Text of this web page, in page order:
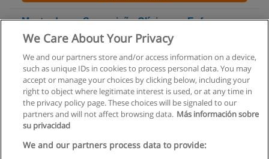
Mestrado em Supervisão Clínica em Enfermagem
ESEP - Escola Superior de Enfermagem da Universidade do
Solicite informação
Regras de uso
We Care About Your Privacy
We and our partners store and/or access information on a device,
such as unique IDs in cookies to process personal data. You may
accept or manage your choices by clicking below, including your
right to object where legitimate interest is used, or at any time in
the privacy policy page. These choices will be signaled to our
partners and will not affect browsing data. Más información sobre
su privacidad
We and our partners process data to provide: